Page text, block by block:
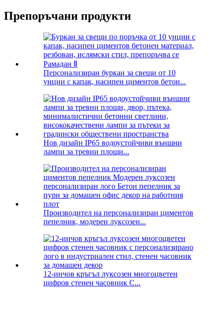
Препоръчани продукти
Персонализиран буркан за свещи от 10
унции с капак, насипен циментов бетон...
Нов дизайн IP65 водоустойчиви външни
лампи за тревни площи...
Производител на персонализиран циментов
пепелник, модерен луксозен...
12-инчов кръгъл луксозен многоцветен
цифров стенен часовник C...